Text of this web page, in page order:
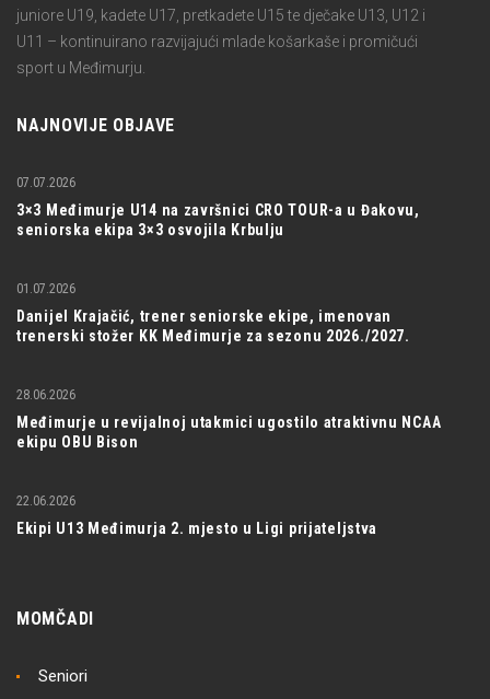
juniore U19, kadete U17, pretkadete U15 te dječake U13, U12 i
U11 – kontinuirano razvijajući mlade košarkaše i promičući
sport u Međimurju.
NAJNOVIJE OBJAVE
3×3 Međimurje U14 na završnici CRO TOUR-a u Đakovu,
seniorska ekipa 3×3 osvojila Krbulju
07.07.2026
Danijel Krajačić, trener seniorske ekipe, imenovan
trenerski stožer KK Međimurje za sezonu 2026./2027.
01.07.2026
Međimurje u revijalnoj utakmici ugostilo atraktivnu NCAA
ekipu OBU Bison
28.06.2026
Ekipi U13 Međimurja 2. mjesto u Ligi prijateljstva
22.06.2026
MOMČADI
Seniori